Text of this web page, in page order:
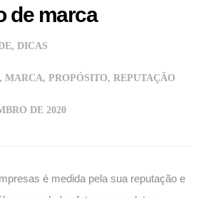
de marca
, DICAS
, MARCA, PROPÓSITO, REPUTAÇÃO
DE 2020
é medida pela sua reputação e